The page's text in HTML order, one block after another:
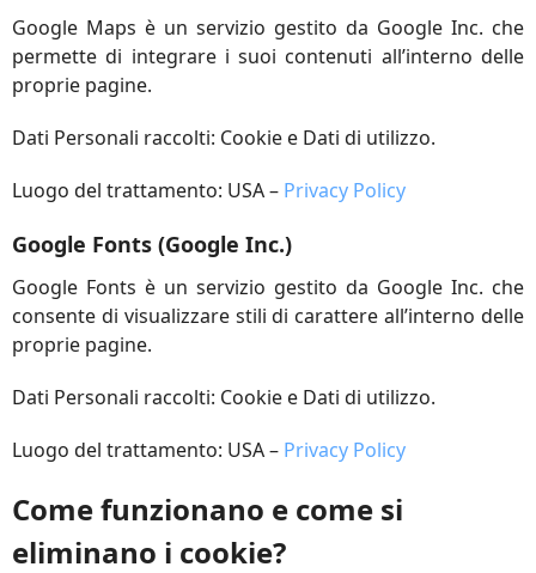
Google Maps è un servizio gestito da Google Inc. che
permette di integrare i suoi contenuti all’interno delle
proprie pagine.
Dati Personali raccolti: Cookie e Dati di utilizzo.
Luogo del trattamento: USA – Privacy Policy
Google Fonts (Google Inc.)
Google Fonts è un servizio gestito da Google Inc. che
consente di visualizzare stili di carattere all’interno delle
proprie pagine.
Dati Personali raccolti: Cookie e Dati di utilizzo.
Luogo del trattamento: USA – Privacy Policy
Come funzionano e come si
eliminano i cookie?